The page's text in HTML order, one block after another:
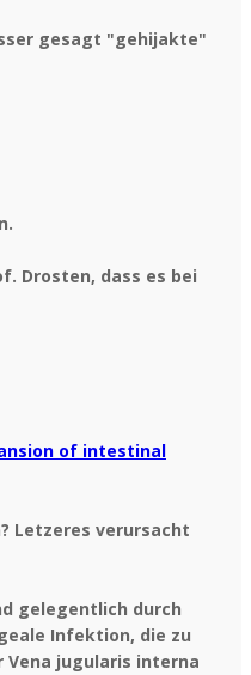
gesagt "gehijakte"
Drosten, dass es bei
of intestinal
Letzeres verursacht
gelegentlich durch
Infektion, die zu
jugularis interna